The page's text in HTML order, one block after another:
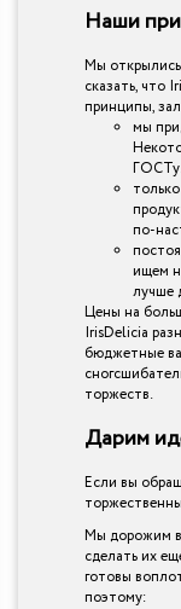
Наши
Мы
сказать, что
принципы,
мы
по-
ищем
лучше
Цены на
IrisDelicia
бюджетные
торжеств.
Дарим
Если вы
Мы дорожим
сделать их
готовы
поэтому: